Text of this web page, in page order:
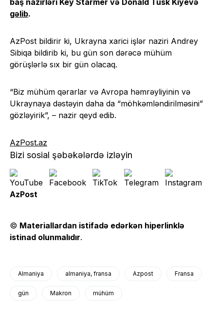
gəlib.
AzPost bildirir ki, Ukrayna xarici işlər naziri Andrey
Sibiqa bildirib ki, bu gün son dərəcə mühüm
görüşlərlə sıx bir gün olacaq.
“Biz mühüm qərarlar və Avropa həmrəyliyinin və
Ukraynaya dəstəyin daha da “möhkəmləndirilməsini”
gözləyirik”, – nazir qeyd edib.
AzPost.az
Bizi sosial şəbəkələrdə izləyin
AzPost
© Materiallardan istifadə edərkən hiperlinklə
istinad olunmalıdır.
Almaniya almaniya, fransa Azpost Fransa
gün Makron mühüm